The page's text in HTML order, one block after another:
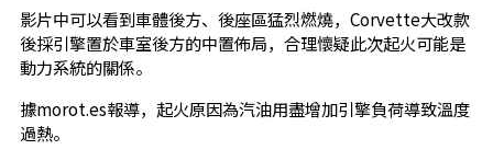
影片中可以看到車體後方、後座區猛烈燃燒，Corvette大改款
後採引擎置於車室後方的中置佈局，合理懷疑此次起火可能是
動力系統的關係。
據morot.es報導，起火原因為汽油用盡增加引擎負荷導致溫度
過熱。